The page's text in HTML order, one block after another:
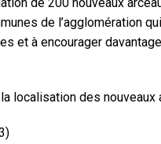
de l’agglomération
et à encourager
localisation des